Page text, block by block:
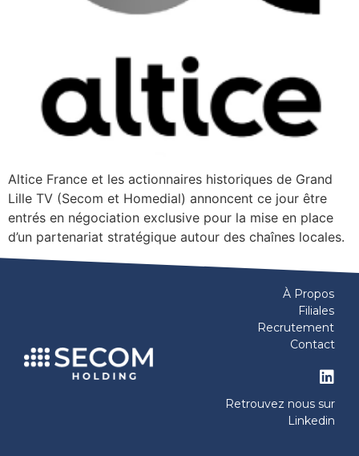
Altice France et les actionnaires historiques de Grand
Lille TV (Secom et Homedial) annoncent ce jour être
entrés en négociation exclusive pour la mise en place
d’un partenariat stratégique autour des chaînes locales.
À Propos
Filiales
Recrutement
Contact
Retrouvez nous sur
Linkedin